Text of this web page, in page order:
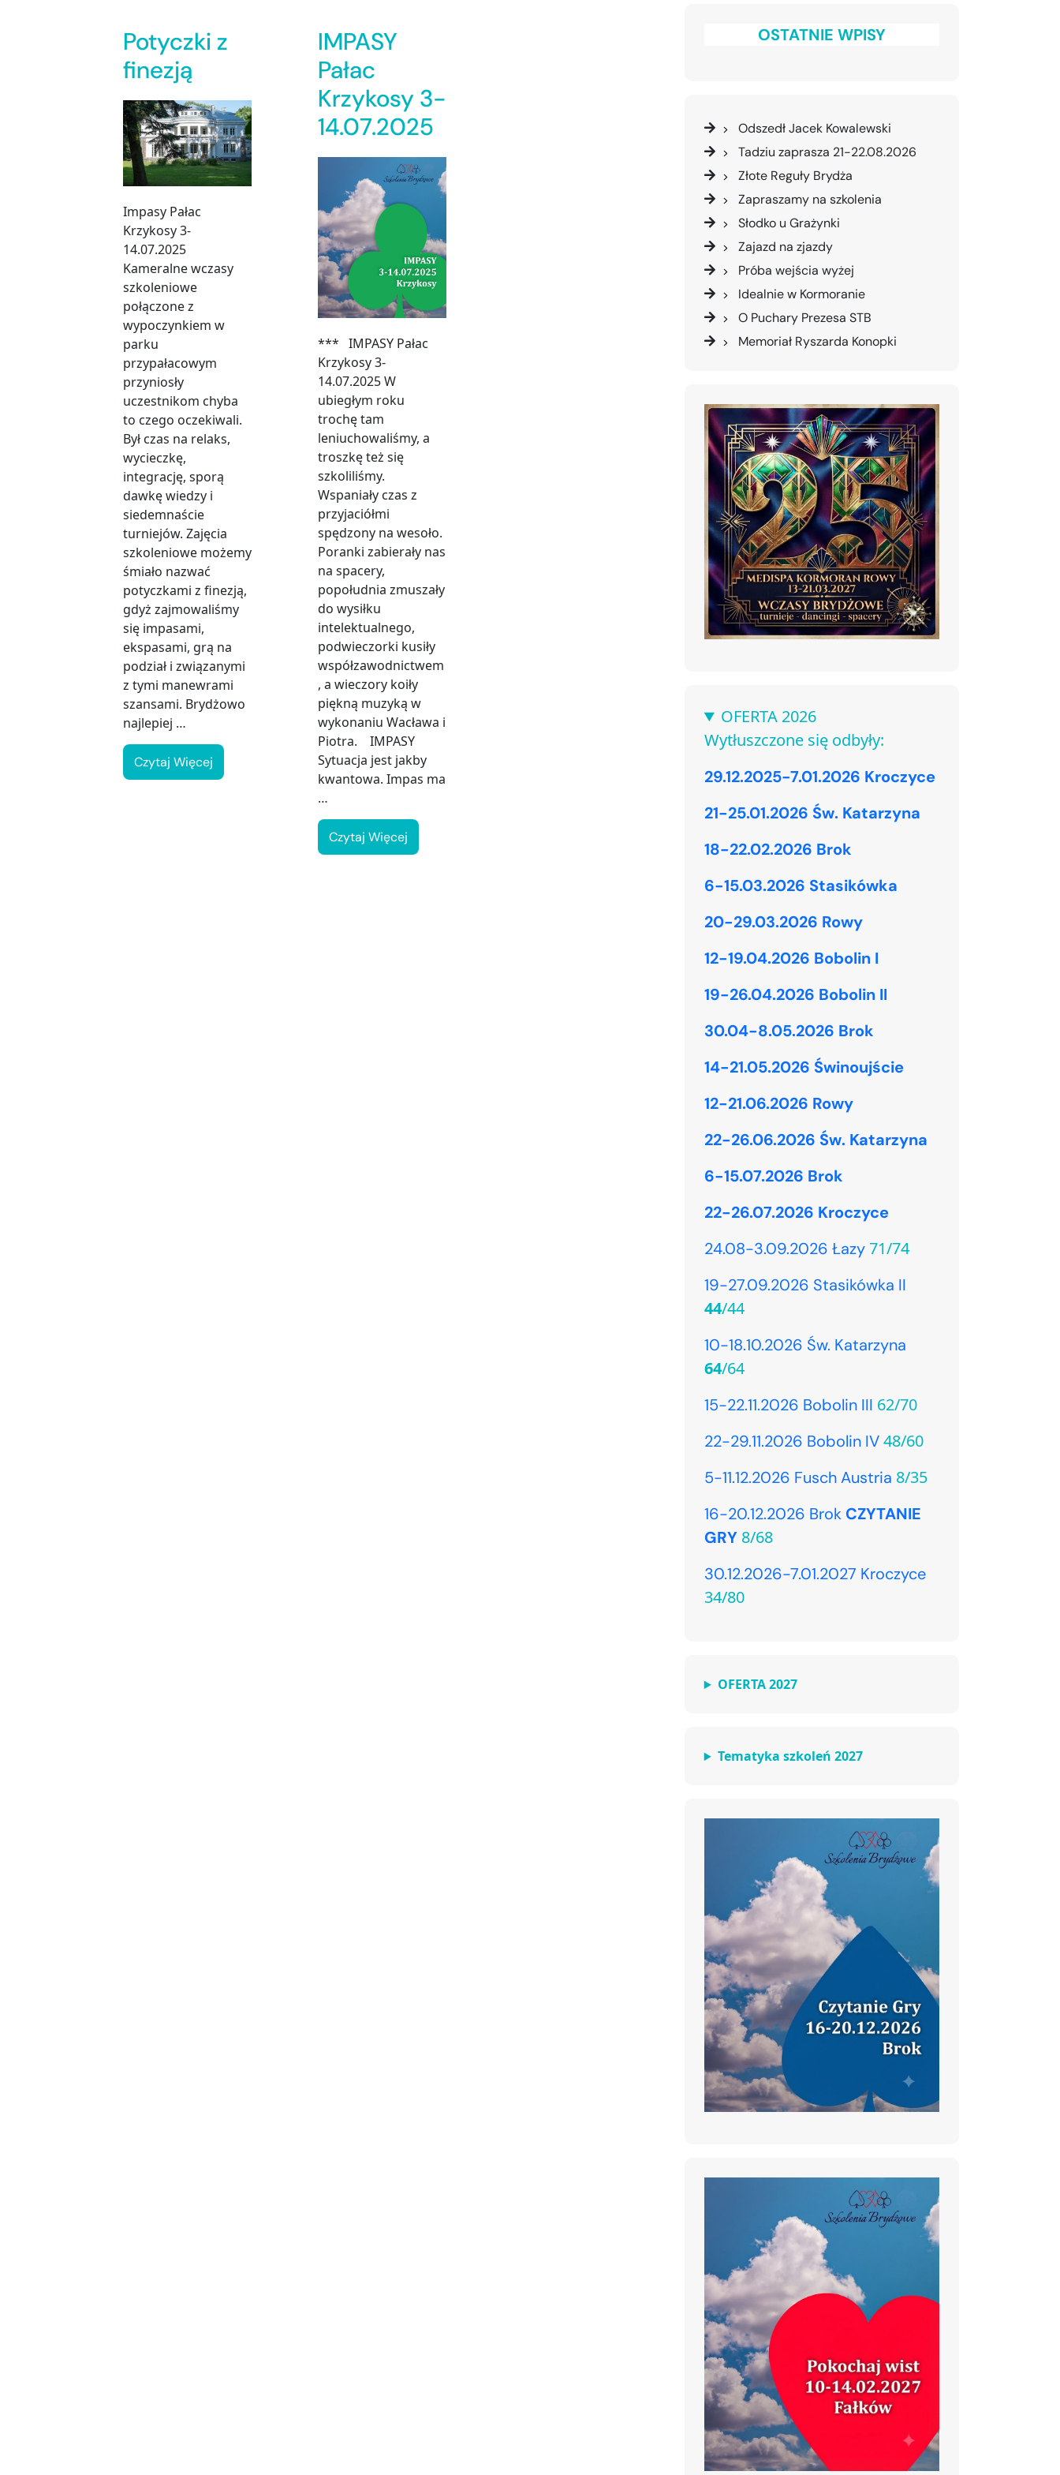
Potyczki z
finezją
Impasy Pałac
Krzykosy 3-
14.07.2025
Kameralne wczasy
szkoleniowe
połączone z
wypoczynkiem w
parku
przypałacowym
przyniosły
uczestnikom chyba
to czego oczekiwali.
Był czas na relaks,
wycieczkę,
integrację, sporą
dawkę wiedzy i
siedemnaście
turniejów. Zajęcia
szkoleniowe możemy
śmiało nazwać
potyczkami z finezją,
gdyż zajmowaliśmy
się impasami,
ekspasami, grą na
podział i związanymi
z tymi manewrami
szansami. Brydżowo
najlepiej …
Czytaj Więcej
IMPASY
Pałac
Krzykosy 3-
14.07.2025
*** IMPASY Pałac
Krzykosy 3-
14.07.2025 W
ubiegłym roku
trochę tam
leniuchowaliśmy, a
troszkę też się
szkoliliśmy.
Wspaniały czas z
przyjaciółmi
spędzony na wesoło.
Poranki zabierały nas
na spacery,
popołudnia zmuszały
do wysiłku
intelektualnego,
podwieczorki kusiły
współzawodnictwem
, a wieczory koiły
piękną muzyką w
wykonaniu Wacława i
Piotra. IMPASY
Sytuacja jest jakby
kwantowa. Impas ma
…
Czytaj Więcej
OSTATNIE WPISY
Odszedł Jacek Kowalewski
Tadziu zaprasza 21-22.08.2026
Złote Reguły Brydża
Zapraszamy na szkolenia
Słodko u Grażynki
Zajazd na zjazdy
Próba wejścia wyżej
Idealnie w Kormoranie
O Puchary Prezesa STB
Memoriał Ryszarda Konopki
OFERTA 2026
Wytłuszczone się odbyły:
29.12.2025-7.01.2026 Kroczyce
21-25.01.2026 Św. Katarzyna
18-22.02.2026 Brok
6-15.03.2026 Stasikówka
20-29.03.2026 Rowy
12-19.04.2026 Bobolin I
19-26.04.2026 Bobolin II
30.04-8.05.2026 Brok
14-21.05.2026 Świnoujście
12-21.06.2026 Rowy
22-26.06.2026 Św. Katarzyna
6-15.07.2026 Brok
22-26.07.2026 Kroczyce
24.08-3.09.2026 Łazy71/74
19-27.09.2026 Stasikówka II
44/44
10-18.10.2026 Św. Katarzyna
64/64
15-22.11.2026 Bobolin III 62/70
22-29.11.2026 Bobolin IV48/60
5-11.12.2026 Fusch Austria 8/35
16-20.12.2026 Brok CZYTANIE
GRY8/68
30.12.2026-7.01.2027 Kroczyce
34/80
OFERTA 2027
Tematyka szkoleń 2027